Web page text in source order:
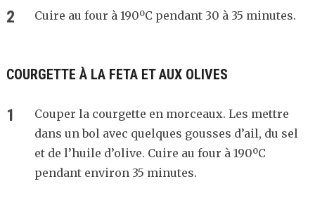
Cuire au four à 190ºC pendant 30 à 35 minutes.
COURGETTE À LA FETA ET AUX OLIVES
Couper la courgette en morceaux. Les mettre
dans un bol avec quelques gousses d’ail, du sel
et de l’huile d’olive. Cuire au four à 190ºC
pendant environ 35 minutes.